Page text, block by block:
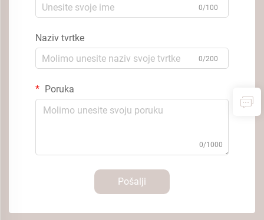
0/100
Naziv tvrtke
0/200
Poruka
0/1000
Pošalji